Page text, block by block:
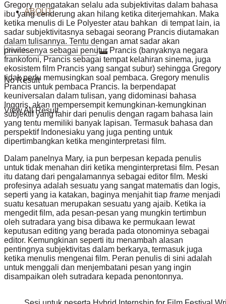
ABOUT
No Result
View All Result
Gregory mengatakan selalu ada subjektivitas dalam bahasa
ibu yang cenderung akan hilang ketika diterjemahkan. Maka
ketika menulis di Le Polyester atau bahkan di tempat lain, ia
sadar subjektivitasnya sebagai seorang Prancis diutamakan
dalam tulisannya. Tentu dengan amat sadar akan
privilesenya sebagai penutur Prancis (banyaknya negara
frankofoni, Prancis sebagai tempat kelahiran sinema, juga
ekosistem film Prancis yang sangat subur) sehingga Gregory
tidak perlu memusingkan soal pembaca. Gregory menulis
Prancis untuk pembaca Prancis. Ia berpendapat
keuniversalan dalam tulisan, yang didominasi bahasa
Inggris, akan mempersempit kemungkinan-kemungkinan
subjektif yang lahir dari penulis dengan ragam bahasa lain
yang tentu memiliki banyak lapisan. Termasuk bahasa dan
perspektif Indonesiaku yang juga penting untuk
dipertimbangkan ketika menginterpretasi film.
Dalam panelnya Mary, ia pun berpesan kepada penulis
untuk tidak menahan diri ketika menginterpretasi film. Pesan
itu datang dari pengalamannya sebagai editor film. Meski
profesinya adalah sesuatu yang sangat matematis dan logis,
seperti yang ia katakan, baginya menjahit tiap frame menjadi
suatu kesatuan merupakan sesuatu yang ajaib. Ketika ia
mengedit film, ada pesan-pesan yang mungkin tertimbun
oleh sutradara yang bisa dibawa ke permukaan lewat
keputusan editing yang berada pada otonominya sebagai
editor. Kemungkinan seperti itu menambah alasan
pentingnya subjektivitas dalam berkarya, termasuk juga
ketika menulis mengenai film. Peran penulis di sini adalah
untuk menggali dan menjembatani pesan yang ingin
disampaikan oleh sutradara kepada penontonnya.